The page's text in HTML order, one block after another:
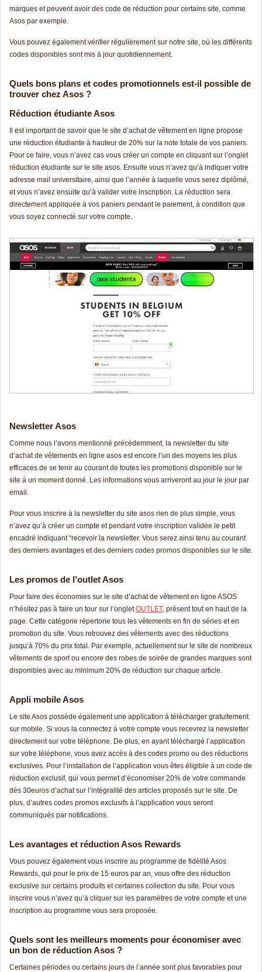
marques et peuvent avoir des code de réduction pour certains site, comme
Asos par exemple.
Vous pouvez également vérifier régulièrement sur notre site, où les différents
codes disponibles sont mis à jour quotidiennement.
Quels bons plans et codes promotionnels est-il possible de
trouver chez Asos ?
Réduction étudiante Asos
Il est important de savoir que le site d’achat de vêtement en ligne propose
une réduction étudiante à hauteur de 20% sur la note totale de vos paniers.
Pour ce faire, vous n’avez cas vous créer un compte en cliquant sur l’onglet
réduction étudiante sur le site asos. Ensuite vous n’avez qu’à indiquer votre
adresse mail universitaire, ainsi que l’année à laquelle vous serez diplômé,
et vous n’avez ensuite qu’à valider votre inscription. La réduction sera
directement appliquée à vos paniers pendant le paiement, à condition que
vous soyez connecté sur votre compte.
Newsletter Asos
Comme nous l’avons mentionné précédemment, la newsletter du site
d’achat de vêtements en ligne asos est encore l’un des moyens les plus
efficaces de se tenir au courant de toutes les promotions disponible sur le
site à un moment donné. Les informations vous arriveront au jour le jour par
email.
Pour vous inscrire à la newsletter du site asos rien de plus simple, vous
n’avez qu’à créer un compte et pendant votre inscription validée le petit
encadré indiquant “recevoir la newsletter. Vous serez ainsi tenu au courant
des derniers avantages et des derniers codes promos disponibles sur le site.
Les promos de l’outlet Asos
Pour faire des économies sur le site d’achat de vêtement en ligne ASOS
n’hésitez pas à faire un tour sur l’ongletOUTLET, présent tout en haut de la
page. Cette catégorie répertorie tous les vêtements en fin de séries et en
promotion du site. Vous retrouvez des vêtements avec des réductions
jusqu’à 70% du prix total. Par exemple, actuellement sur le site de nombreux
vêtements de sport ou encore des robes de soirée de grandes marques sont
disponibles avec au minimum 20% de réduction sur chaque article.
Appli mobile Asos
Le site Asos possède également une application à télécharger gratuitement
sur mobile. Si vous la connectez à votre compte vous recevrez la newsletter
directement sur votre téléphone. De plus, en ayant téléchargé l’application
sur votre téléphone, vous avez accès à des codes promo ou des réductions
exclusives. Pour l’installation de l’application vous êtes éligible à un code de
réduction exclusif, qui vous permet d’économiser 20% de votre commande
dès 30euros d’achat sur l’intégralité des articles proposés sur le site. De
plus, d’autres codes promos exclusifs à l’application vous seront
communiqués par notifications.
Les avantages et réduction Asos Rewards
Vous pouvez également vous inscrire au programme de fidélité Asos
Rewards, qui pour le prix de 15 euros par an, vous offre des réduction
exclusive sur certains produits et certaines collection du site. Pour vous
inscrire vous n’avez qu’à cliquer sur les paramètres de votre compte et une
inscription au programme vous sera proposée.
Quels sont les meilleurs moments pour économiser avec
un bon de réduction Asos ?
Certaines périodes ou certains jours de l’année sont plus favorables pour